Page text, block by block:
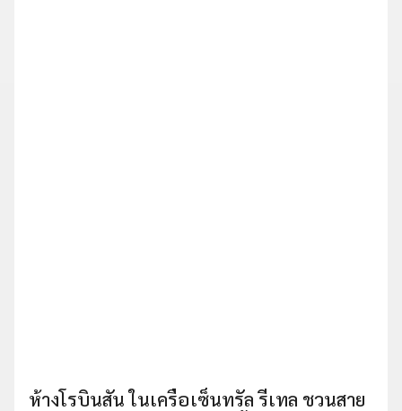
ห้างโรบินสัน ในเครือเซ็นทรัล รีเทล ชวนสาย